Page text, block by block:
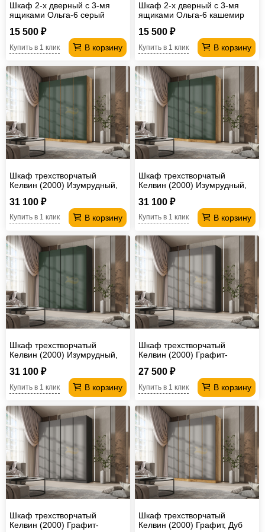
Шкаф 2-х дверный с 3-мя
ящиками Ольга-6 серый
15 500 ₽
В корзину
Купить в 1 клик
Шкаф 2-х дверный с 3-мя
ящиками Ольга-6 кашемир
15 500 ₽
В корзину
Купить в 1 клик
Шкаф трехстворчатый
Келвин (2000) Изумрудный,
31 100 ₽
В корзину
Купить в 1 клик
Шкаф трехстворчатый
Келвин (2000) Изумрудный,
31 100 ₽
В корзину
Купить в 1 клик
Шкаф трехстворчатый
Келвин (2000) Изумрудный,
31 100 ₽
В корзину
Купить в 1 клик
Шкаф трехстворчатый
Келвин (2000) Графит-
27 500 ₽
В корзину
Купить в 1 клик
Шкаф трехстворчатый
Келвин (2000) Графит-
Шкаф трехстворчатый
Келвин (2000) Графит, Дуб